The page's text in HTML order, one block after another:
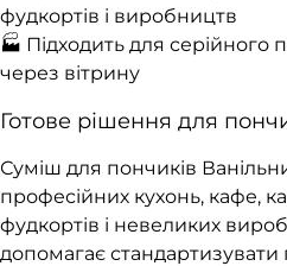
фудкортів і виробництв
🏭 Підходить для серійного
через вітрину
Готове рішення для
Суміш для пончиків
професійних кухонь, кафе,
фудкортів і невеликих
допомагає